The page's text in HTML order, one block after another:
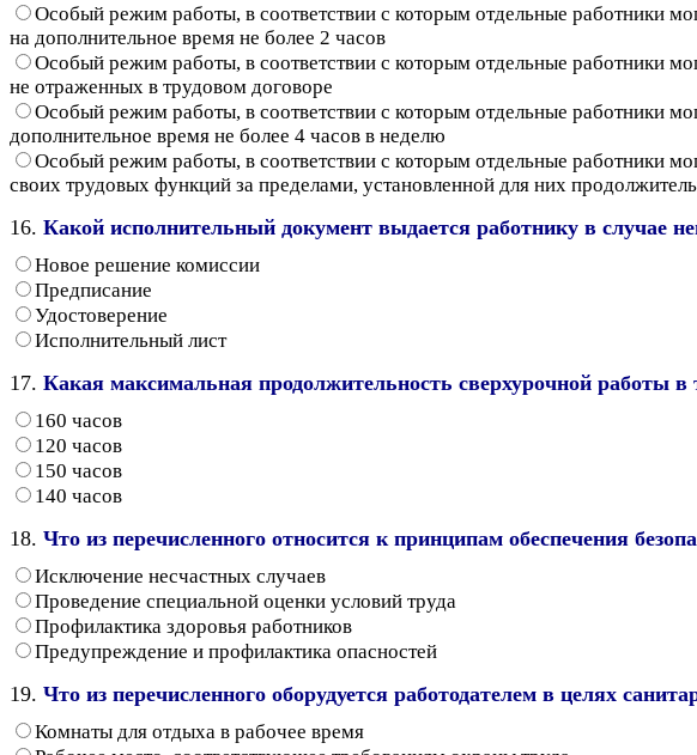
Особый режим работы, в соответствии с которым отдельные работники
на дополнительное время не более 2 часов
Особый режим работы, в соответствии с которым отдельные работники
не отраженных в трудовом договоре
Особый режим работы, в соответствии с которым отдельные работники
дополнительное время не более 4 часов в неделю
Особый режим работы, в соответствии с которым отдельные работники
своих трудовых функций за пределами, установленной для них
16. Какой исполнительный документ выдается работнику в случае
Новое решение комиссии
Предписание
Удостоверение
Исполнительный лист
17. Какая максимальная продолжительность сверхурочной работы в
160 часов
120 часов
150 часов
140 часов
18. Что из перечисленного относится к принципам обеспечения
Исключение несчастных случаев
Проведение специальной оценки условий труда
Профилактика здоровья работников
Предупреждение и профилактика опасностей
19. Что из перечисленного оборудуется работодателем в целях
Комнаты для отдыха в рабочее время